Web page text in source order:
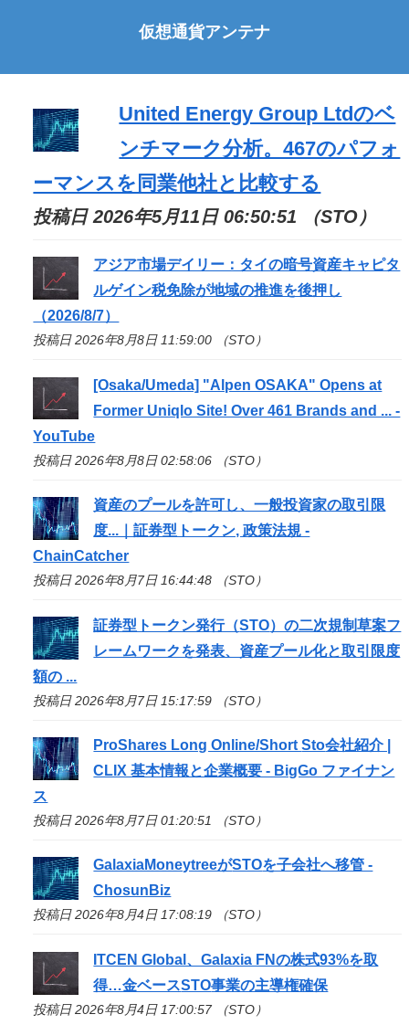
仮想通貨アンテナ
United Energy Group Ltdのベ
ンチマーク分析。467のパフォ
ーマンスを同業他社と比較する
投稿日 2026年5月11日 06:50:51 （STO）
アジア市場デイリー：タイの暗号資産キャピタ
ルゲイン税免除が地域の推進を後押し
（2026/8/7）
投稿日 2026年8月8日 11:59:00 （STO）
[Osaka/Umeda] "Alpen OSAKA" Opens at
Former Uniqlo Site! Over 461 Brands and ... -
YouTube
投稿日 2026年8月8日 02:58:06 （STO）
資産のプールを許可し、一般投資家の取引限
度...｜証券型トークン, 政策法規 -
ChainCatcher
投稿日 2026年8月7日 16:44:48 （STO）
証券型トークン発行（STO）の二次規制草案フ
レームワークを発表、資産プール化と取引限度
額の ...
投稿日 2026年8月7日 15:17:59 （STO）
ProShares Long Online/ShortSto会社紹介 |
CLIX 基本情報と企業概要 - BigGo ファイナン
ス
投稿日 2026年8月7日 01:20:51 （STO）
GalaxiaMoneytreeがSTOを子会社へ移管 -
ChosunBiz
投稿日 2026年8月4日 17:08:19 （STO）
ITCEN Global、Galaxia FNの株式93%を取
得…金ベースSTO事業の主導権確保
投稿日 2026年8月4日 17:00:57 （STO）